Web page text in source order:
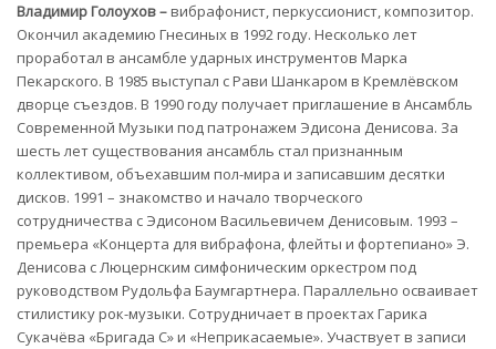
Владимир Голоухов–вибрафонист, перкуссионист, композитор.
Окончил академию Гнесиных в 1992 году. Несколько лет
проработал в ансамбле ударных инструментов Марка
Пекарского. В 1985 выступал с Рави Шанкаром в Кремлёвском
дворце съездов. В 1990 году получает приглашение в Ансамбль
Современной Музыки под патронажем Эдисона Денисова. За
шесть лет существования ансамбль стал признанным
коллективом, объехавшим пол-мира и записавшим десятки
дисков. 1991 – знакомство и начало творческого
сотрудничества с Эдисоном Васильевичем Денисовым. 1993 –
премьера «Концерта для вибрафона, флейты и фортепиано» Э.
Денисова с Люцернским симфоническим оркестром под
руководством Рудольфа Баумгартнера. Параллельно осваивает
стилистику рок-музыки. Сотрудничает в проектах Гарика
Сукачёва «Бригада С» и «Неприкасаемые». Участвует в записи